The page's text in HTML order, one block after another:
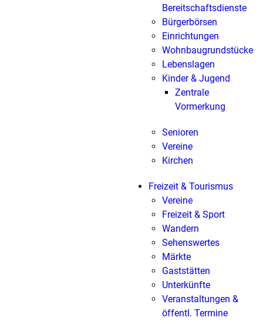
Bereitschaftsdienste
Bürgerbörsen
Einrichtungen
Wohnbaugrundstücke
Lebenslagen
Kinder & Jugend
Zentrale
Vormerkung
Senioren
Vereine
Kirchen
Freizeit & Tourismus
Vereine
Freizeit & Sport
Wandern
Sehenswertes
Märkte
Gaststätten
Unterkünfte
Veranstaltungen &
öffentl. Termine